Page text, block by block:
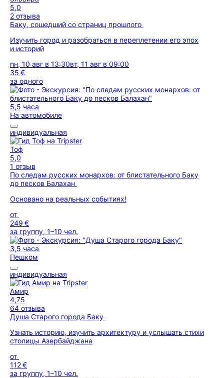
5,0
2 отзыва
Баку, сошедший со страниц прошлого
Изучить город и разобраться в переплетении его эпох
и историй
пн, 10 авг в 13:30вт, 11 авг в 09:00
35 €
за одного
5,5 часа
На автомобиле
индивидуальная
Тоф
5,0
1 отзыв
По следам русских монархов: от блистательного Баку
до песков Балахан
Основано на реальных событиях!
от
249 €
за группу, 1–10 чел.
3,5 часа
Пешком
индивидуальная
Амир
4,75
64 отзыва
Душа Старого города Баку
Узнать историю, изучить архитектуру и услышать стихи
столицы Азербайджана
от
112 €
за группу, 1–10 чел.